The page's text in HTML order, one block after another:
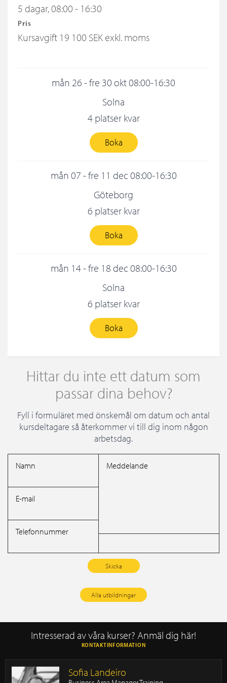
5 dagar, 08:00 - 16:30
Pris
Kursavgift 19 100 SEK exkl. moms
mån 26 - fre 30 okt 08:00-16:30
Solna
4 platser kvar
Boka
mån 07 - fre 11 dec 08:00-16:30
Göteborg
6 platser kvar
Boka
mån 14 - fre 18 dec 08:00-16:30
Solna
6 platser kvar
Boka
Hittar du inte ett datum som
passar dina behov?
Fyll i formuläret med önskemål om datum och antal
kursdeltagare så återkommer vi till dig inom någon
arbetsdag.
Namn
E-mail
Telefonnummer
Meddelande
Alla utbildningar
Intresserad av våra kurser? Anmäl dig här!
KONTAKTINFORMATION
Sofia Landeiro